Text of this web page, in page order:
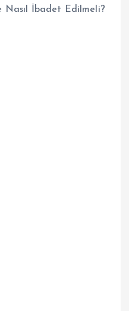
Nasıl İbadet Edilmeli?